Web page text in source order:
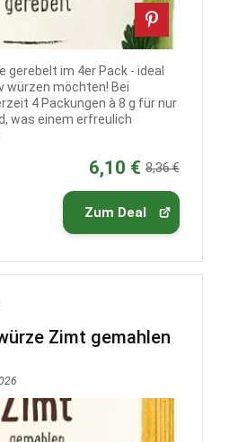
gerebelt im 4er Pack - ideal
würzen möchten! Bei
4 Packungen à 8 g für nur
was einem erfreulich
6,10 € 8,36 €
Zum Deal
Zimt gemahlen